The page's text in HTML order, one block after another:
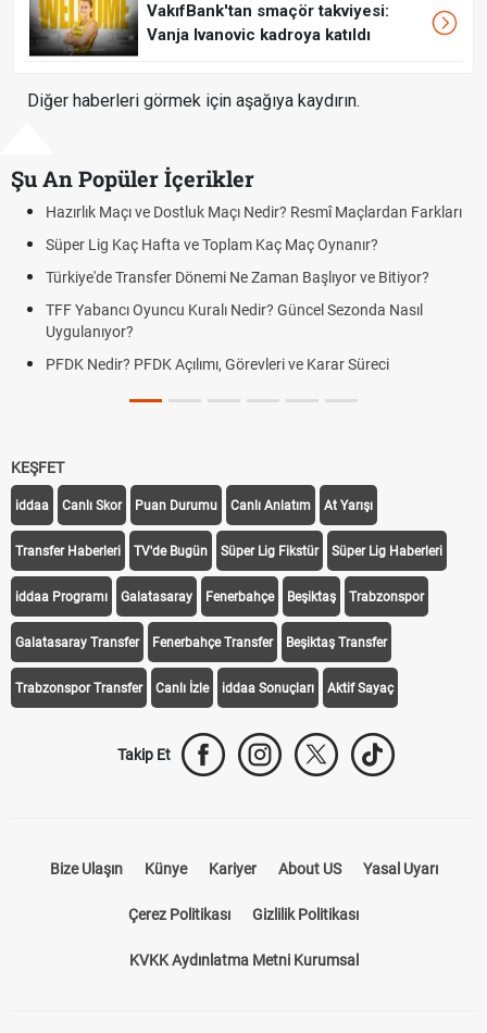
VakıfBank'tan smaçör takviyesi:
Vanja Ivanovic kadroya katıldı
Diğer haberleri görmek için aşağıya kaydırın.
Şu An Popüler İçerikler
Maçlardan Farkları
Oynanır?
ve Bitiyor?
Sezonda Nasıl
Karar Süreci
Puan Durumunda AG, OM ve Diğer
Skor Ne Demek? Sporda Skor ve Sonuç
Futbol Nasıl Oynanır? Temel Futbol
Deplasman Golü Kuralı Nedir? Hangi
DGS Sonuçları Ne Zaman Açıklanacak
KEŞFET
iddaa Canlı Skor Puan Durumu Canlı Anlatım At Yarışı
Transfer Haberleri TV'de Bugün Süper Lig Fikstür Süper Lig Haberleri
iddaa Programı Galatasaray Fenerbahçe Beşiktaş Trabzonspor
Galatasaray Transfer Fenerbahçe Transfer Beşiktaş Transfer
Trabzonspor Transfer Canlı İzle iddaa Sonuçları Aktif Sayaç